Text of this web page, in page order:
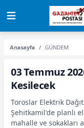
Anasayfa GÜNDEM
03 Temmuz
Kesilecek
Toroslar Elektrik
Şehitkamil'de planlı
mahalle ve sokakları